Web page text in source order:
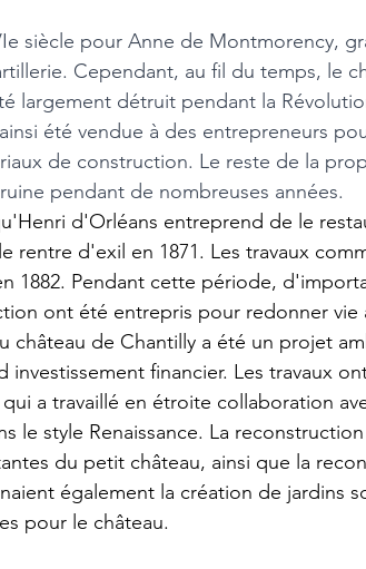
siècle pour Anne de Montmorency,
Cependant, au fil du temps, le
largement détruit pendant la
été vendue à des entrepreneurs
de construction. Le reste de la
pendant de nombreuses années.
d'Orléans entreprend de le
rentre d'exil en 1871. Les travaux
1882. Pendant cette période,
ont été entrepris pour redonner vie
château de Chantilly a été un projet
investissement financier. Les travaux
a travaillé en étroite collaboration
le style Renaissance. La
du petit château, ainsi que la
également la création de jardins
pour le château.